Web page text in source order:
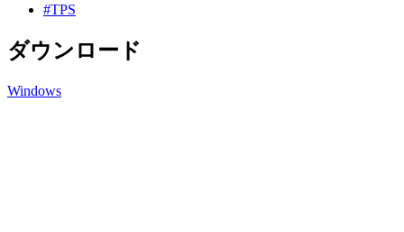
#TPS
ダウンロード
Windows